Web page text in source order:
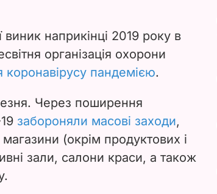
виник наприкінці 2019 року в
організація охорони
пандемією.
Через поширення
забороняли масові заходи,
(окрім продуктових і
зали, салони краси, а також